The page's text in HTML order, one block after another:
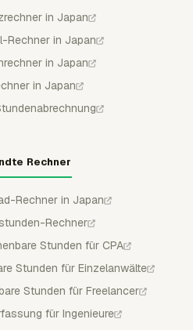
in Japan
Rechner in Japan
in Japan
in Japan
Rechner
Rechner in Japan
Rechner
Stunden für CPA
Stunden für Einzelanwälte
Stunden für Freelancer
für Ingenieure